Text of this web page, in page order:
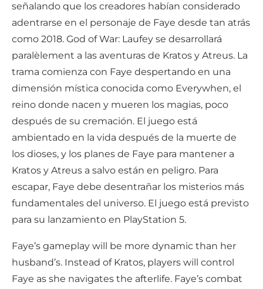
señalando que los creadores habían considerado
adentrarse en el personaje de Faye desde tan atrás
como 2018. God of War: Laufey se desarrollará
paralèlement a las aventuras de Kratos y Atreus. La
trama comienza con Faye despertando en una
dimensión mística conocida como Everywhen, el
reino donde nacen y mueren los magias, poco
después de su cremación. El juego está
ambientado en la vida después de la muerte de
los dioses, y los planes de Faye para mantener a
Kratos y Atreus a salvo están en peligro. Para
escapar, Faye debe desentrañar los misterios más
fundamentales del universo. El juego está previsto
para su lanzamiento en PlayStation 5.
Faye’s gameplay will be more dynamic than her
husband’s. Instead of Kratos, players will control
Faye as she navigates the afterlife. Faye’s combat